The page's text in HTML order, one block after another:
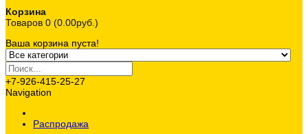
Корзина
Товаров 0 (0.00руб.)
Ваша корзина пуста!
+7-926-415-25-27
Navigation
Распродажа